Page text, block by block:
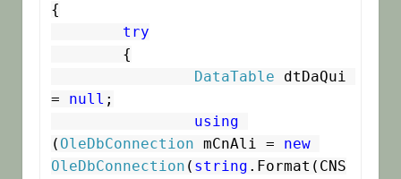
{
try
DataTable dtDaQui
= null ;
using
( OleDbConnection mCnAli = new
OleDbConnection ( string .Format(CNS